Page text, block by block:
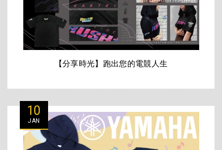
【分享時光】跑出您的電競人生
10
JAN